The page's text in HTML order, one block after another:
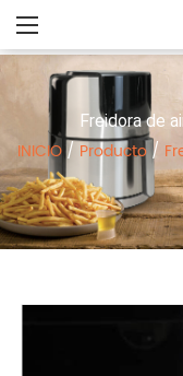
Freidora de
INICIO/ Producto/